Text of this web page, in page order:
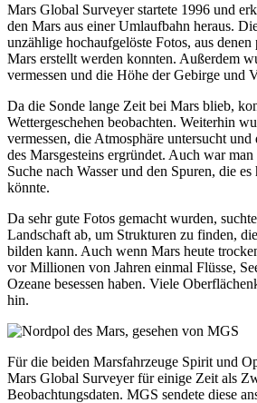
Mars Global Surveyer startete 1996 und
den Mars aus einer Umlaufbahn heraus.
unzählige hochaufgelöste Fotos, aus
Mars erstellt werden konnten. Außerdem
vermessen und die Höhe der Gebirge und
Da die Sonde lange Zeit bei Mars blieb,
Wettergeschehen beobachten. Weiterhin
vermessen, die Atmosphäre untersucht und
des Marsgesteins ergründet. Auch war
Suche nach Wasser und den Spuren, die es
könnte.
Da sehr gute Fotos gemacht wurden,
Landschaft ab, um Strukturen zu finden,
bilden kann. Auch wenn Mars heute
vor Millionen von Jahren einmal Flüsse,
Ozeane besessen haben. Viele
hin.
Für die beiden Marsfahrzeuge Spirit und
Mars Global Surveyer für einige Zeit als
Beobachtungsdaten. MGS sendete diese